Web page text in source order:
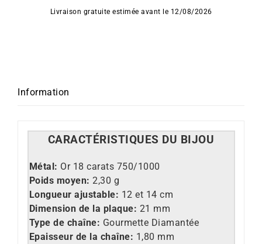
Sun
Livraison gratuite estimée avant le 12/08/2026
Information
CARACTÉRISTIQUES DU BIJOU
Métal: Or 18 carats 750/1000
Poids moyen: 2,30 g
Longueur ajustable: 12 et 14 cm
Dimension de la plaque: 21 mm
Type de chaîne: Gourmette Diamantée
Epaisseur de la chaîne: 1,80 mm